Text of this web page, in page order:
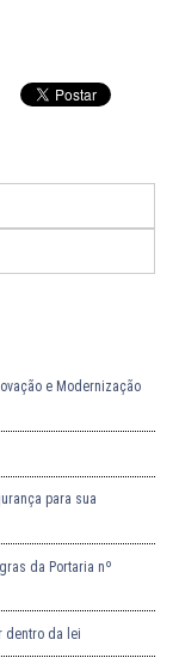
e Modernização
para sua
da Portaria nº
dentro da lei